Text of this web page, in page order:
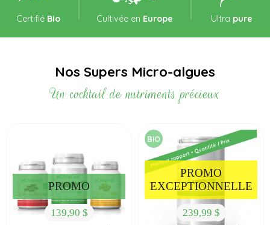
Certifié Bio Cultivée en Europe Ultra pure
Nos Supers Micro-algues
Un cocktail de nutriments précieux
PROMO
139,90 $
PROMO
EXCEPTIONNELLE
239,99 $
BIO